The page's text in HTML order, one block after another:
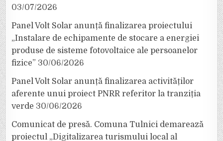
03/07/2026
Panel Volt Solar anunță finalizarea proiectului
„Instalare de echipamente de stocare a energiei
produse de sisteme fotovoltaice ale persoanelor
fizice” 30/06/2026
Panel Volt Solar anunță finalizarea activităților
aferente unui proiect PNRR referitor la tranziția
verde 30/06/2026
Comunicat de presă. Comuna Tulnici demarează
proiectul „Digitalizarea turismului local al